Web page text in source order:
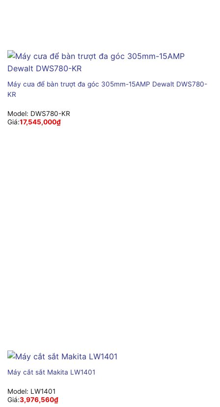
Máy cưa để bàn trượt đa góc 305mm-15AMP Dewalt DWS780-
KR
Model: DWS780-KR
Giá:17,545,000₫
Máy cắt sắt Makita LW1401
Model: LW1401
Giá:3,976,560₫